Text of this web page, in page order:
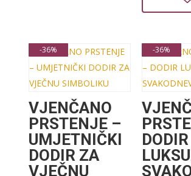
-36%
VJENČANO
PRSTENJE –
UMJETNIČKI
DODIR ZA
VJEČNU
-36%
DODIR